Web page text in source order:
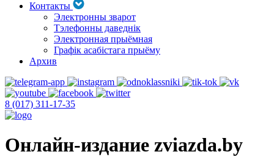
Контакты
Электронны зварот
Тэлефонны даведнік
Электронная прыёмная
Графік асабістага прыёму
Архив
8 (017) 311-17-35
Онлайн-издание zviazda.by